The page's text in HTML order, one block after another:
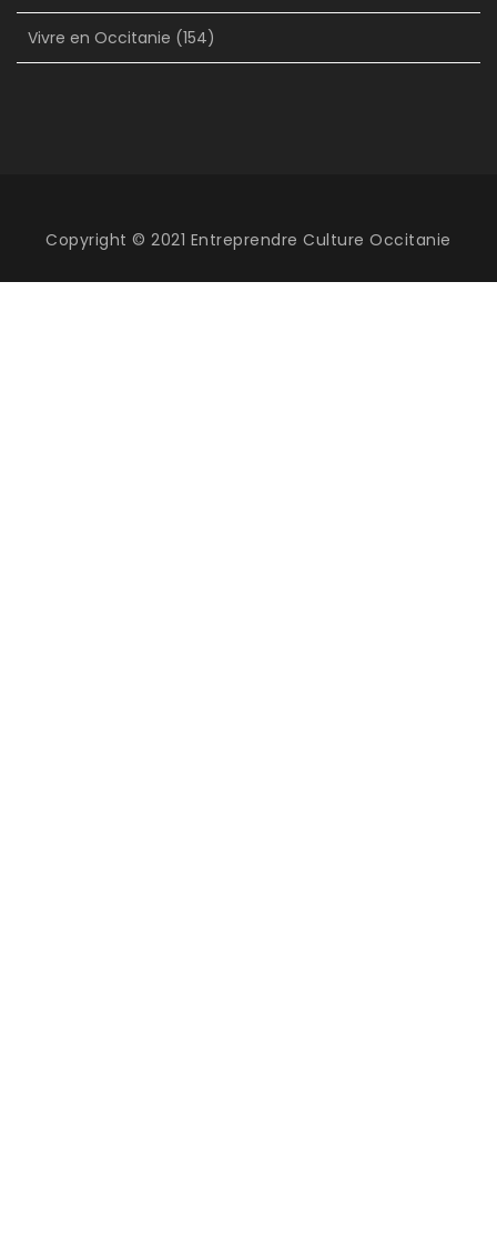
Vivre en Occitanie (154)
Copyright © 2021 Entreprendre Culture Occitanie